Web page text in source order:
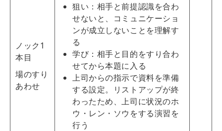
ノック1
本目
場のすり
あわせ
狙い：相手と前提認識を合わ
せないと、コミュニケーショ
ンが成立しないことを理解す
る
学び：相手と目的をすり合わ
せてから本題に入る
上司からの指示で資料を準備
する設定。リストアップが終
わったため、上司に状況のホ
ウ・レン・ソウをする演習を
行う